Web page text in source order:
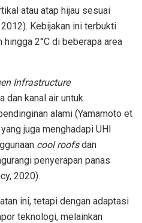
atau atap hijau sesuai
Kebijakan ini terbukti
hingga 2°C di beberapa area
Infrastructure
dan kanal air untuk
alami (Yamamoto et
juga menghadapi UHI
cool roofsdan
penyerapan panas
2020).
ini, tetapi dengan adaptasi
teknologi, melainkan